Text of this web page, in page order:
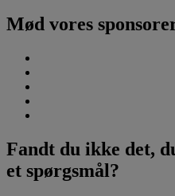
Mød vores
Fandt du ikke det,
et spørgsmål?